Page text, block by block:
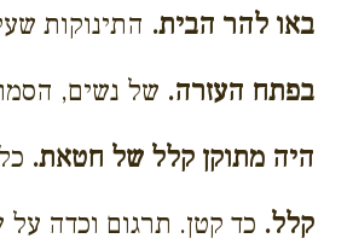
באו להר הבית. התינוקות
בפתח העזרה. של נשים,
היה מתוקן קלל של חטאת.
קלל. כד קטן. תרגום וכדה